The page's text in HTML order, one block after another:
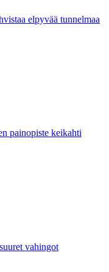
elpyvää tunnelmaa
painopiste keikahti
vahingot